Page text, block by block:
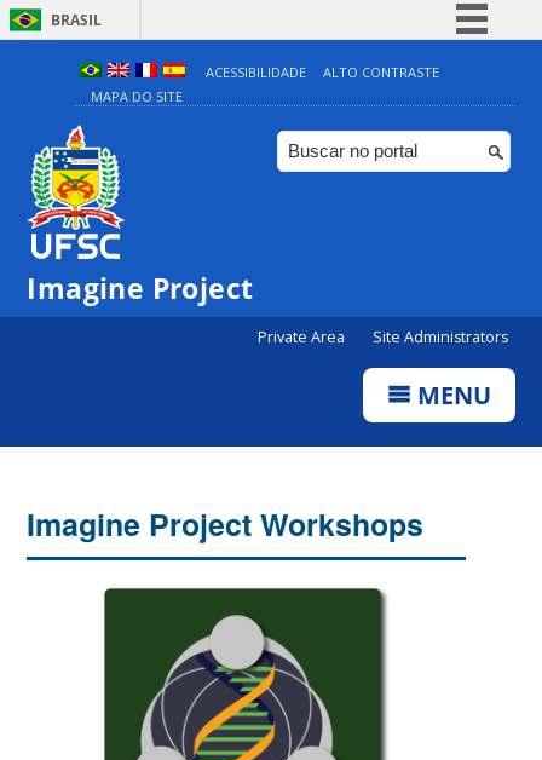
BRASIL
Simplifique!
Comunica BR
Participe
ACESSIBILIDADE
ALTO CONTRASTE
MAPA DO SITE
Imagine Project
Private Area Site Administrators
MENU
Imagine Project Workshops